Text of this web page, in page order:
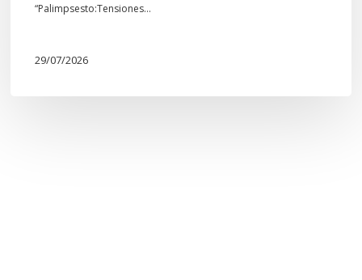
“Palimpsesto:Tensiones…
29/07/2026